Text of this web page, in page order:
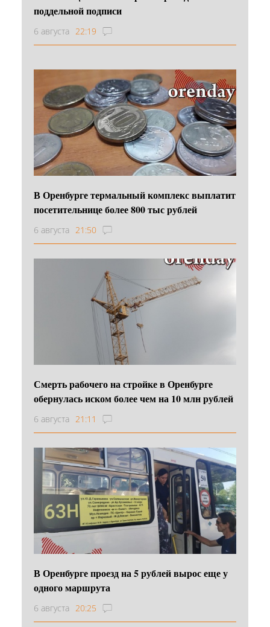
поддельной подписи
6 августа 22:19
В Оренбурге термальный комплекс выплатит
посетительнице более 800 тыс рублей
6 августа 21:50
Смерть рабочего на стройке в Оренбурге
обернулась иском более чем на 10 млн рублей
6 августа 21:11
В Оренбурге проезд на 5 рублей вырос еще у
одного маршрута
6 августа 20:25